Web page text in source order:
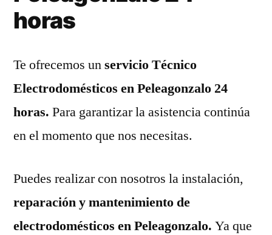
horas
Te ofrecemos unservicio Técnico
Electrodomésticos en Peleagonzalo 24
horas. Para garantizar la asistencia continúa
en el momento que nos necesitas.
Puedes realizar con nosotros la instalación,
reparación y mantenimiento de
electrodomésticos en Peleagonzalo. Ya que